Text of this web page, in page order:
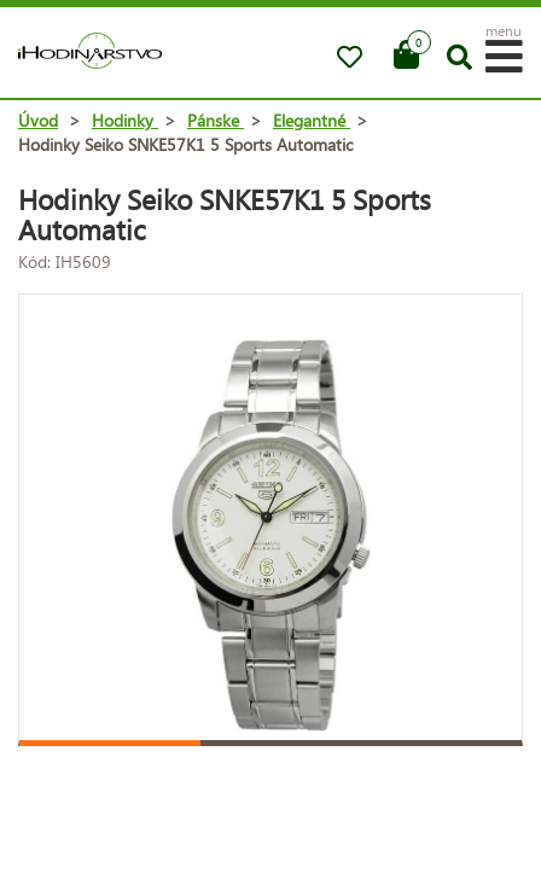
0
menu
Úvod > Hodinky > Pánske > Elegantné >
Hodinky Seiko SNKE57K1 5 Sports Automatic
Hodinky Seiko SNKE57K1 5 Sports
Automatic
Kód: IH5609